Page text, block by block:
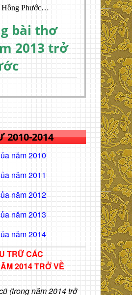
Hồng Phước…
bài thơ
2013 trở
2010-2014
năm 2010
năm 2011
năm 2012
năm 2013
năm 2014
TRỮ CÁC
2014 TRỞ VỀ
(trong năm 2014 trở